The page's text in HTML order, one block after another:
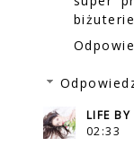
LIFE BY
02:33